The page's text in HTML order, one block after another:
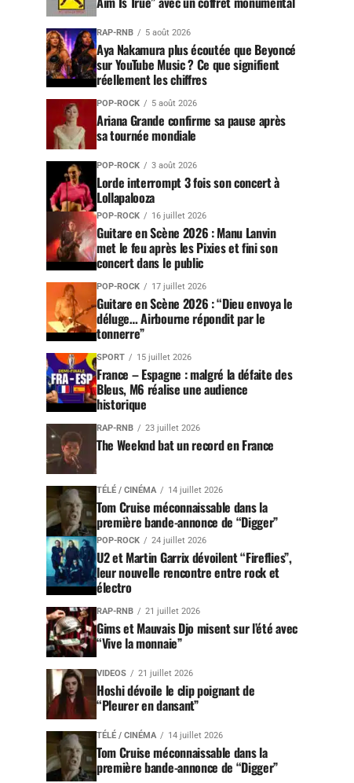
RAP-RNB 5 août 2026
Aya Nakamura plus écoutée que Beyoncé
sur YouTube Music ? Ce que signifient
réellement les chiffres
POP-ROCK 5 août 2026
Ariana Grande confirme sa pause après
sa tournée mondiale
POP-ROCK 3 août 2026
Lorde interrompt 3 fois son concert à
Lollapalooza
POP-ROCK 16 juillet 2026
Guitare en Scène 2026 : Manu Lanvin
met le feu après les Pixies et fini son
concert dans le public
POP-ROCK 17 juillet 2026
Guitare en Scène 2026 : “Dieu envoya le
déluge… Airbourne répondit par le
tonnerre”
SPORT 15 juillet 2026
France – Espagne : malgré la défaite des
Bleus, M6 réalise une audience
historique
RAP-RNB 23 juillet 2026
The Weeknd bat un record en France
TÉLÉ / CINÉMA 14 juillet 2026
Tom Cruise méconnaissable dans la
première bande-annonce de “Digger”
POP-ROCK 24 juillet 2026
U2 et Martin Garrix dévoilent “Fireflies”,
leur nouvelle rencontre entre rock et
électro
RAP-RNB 21 juillet 2026
Gims et Mauvais Djo misent sur l’été avec
“Vive la monnaie”
VIDEOS 21 juillet 2026
Hoshi dévoile le clip poignant de
“Pleurer en dansant”
TÉLÉ / CINÉMA 14 juillet 2026
Tom Cruise méconnaissable dans la
première bande-annonce de “Digger”